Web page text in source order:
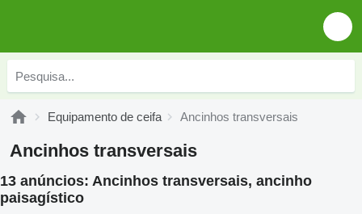
Equipamento de ceifa Ancinhos transversais
Ancinhos transversais
13 anúncios: Ancinhos transversais, ancinho
paisagístico